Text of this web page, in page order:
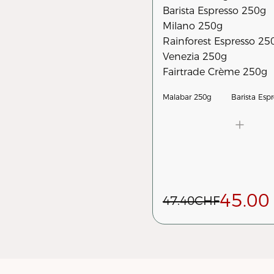
Barista Espresso 250g
Milano 250g
Rainforest Espresso
Venezia 250g
Fairtrade Crème 250g
Malabar 250g
47.40CHF45.00